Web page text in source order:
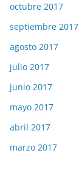
octubre 2017
septiembre 2017
agosto 2017
julio 2017
junio 2017
mayo 2017
abril 2017
marzo 2017